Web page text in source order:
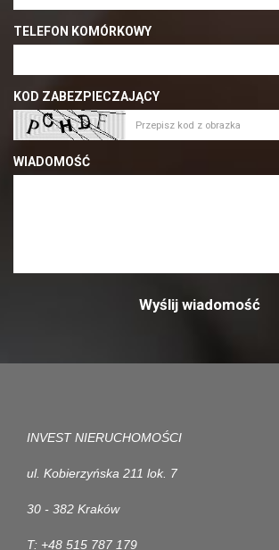
TELEFON KOMÓRKOWY
KOD ZABEZPIECZAJĄCY
WIADOMOŚĆ
INVEST NIERUCHOMOŚCI
ul. Kobierzyńska 211 lok. 7
30 - 382 Kraków
T: +48 515 787 179